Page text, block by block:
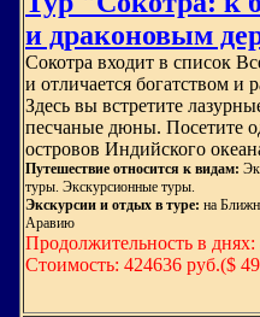
и драконовым
Сокотра входит в список
и отличается богатством
Здесь вы встретите
песчаные дюны. Посетите
островов Индийского
Путешествие относится к видам:
туры. Экскурсионные туры.
Экскурсии и отдых в туре: на
Аравию
Продолжительность в днях:
Стоимость: 424636 руб.($